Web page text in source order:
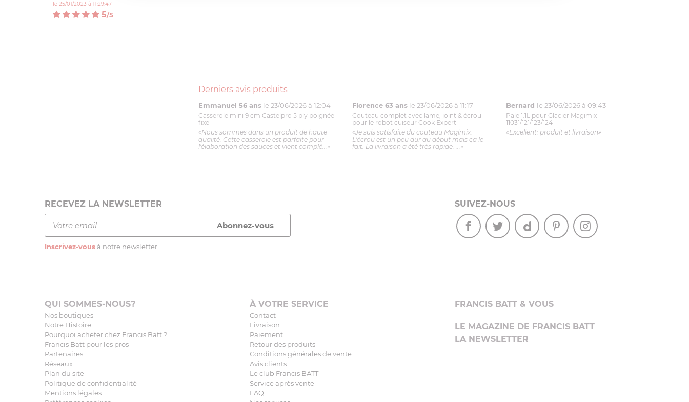
le 25/01/2023 à 11:29:47
5/5
Derniers avis produits
Emmanuel 56 ans le 23/06/2026 à 12:04
Casserole mini 9 cm Castelpro 5 ply poignée
fixe
«Nous sommes dans un produit de haute
qualité. Cette casserole est parfaite pour
l'élaboration des sauces et vient complé...»
Florence 63 ans le 23/06/2026 à 11:17
Couteau complet avec lame, joint & écrou
pour le robot cuiseur Cook Expert
«Je suis satisfaite du couteau Magimix.
L'écrou est un peu dur au début mais ça le
fait. La livraison a été très rapide. ...»
Bernard le 23/06/2026 à 09:43
Pale 1.1L pour Glacier Magimix
11031/121/123/124
«Excellent: produit et livraison»
RECEVEZ LA NEWSLETTER
Inscrivez-vous à notre newsletter
SUIVEZ-NOUS
QUI SOMMES-NOUS?
Nos boutiques
Notre Histoire
Pourquoi acheter chez Francis Batt ?
Francis Batt pour les pros
Partenaires
Réseaux
Plan du site
Politique de confidentialité
Mentions légales
À VOTRE SERVICE
Contact
Livraison
Paiement
Retour des produits
Conditions générales de vente
Avis clients
Le club Francis BATT
Service après vente
FAQ
FRANCIS BATT & VOUS
LE MAGAZINE DE FRANCIS BATT
LA NEWSLETTER